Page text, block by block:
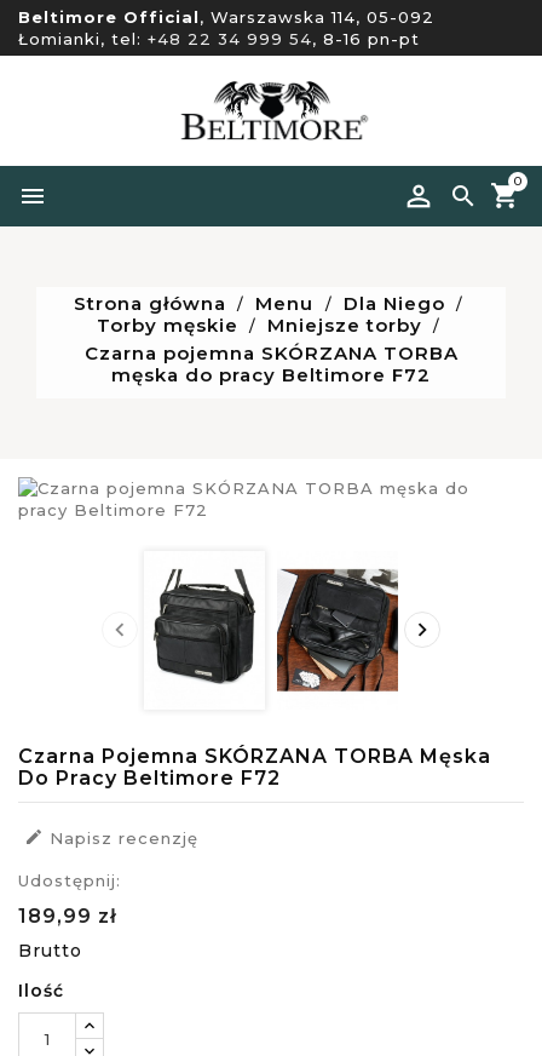
Beltimore Official, Warszawska 114, 05-092
Łomianki, tel: +48 22 34 999 54, 8-16 pn-pt


0
Strona główna Menu
Dla Niego
Torby męskie
Mniejsze torby
Czarna pojemna SKÓRZANA TORBA
męska do pracy Beltimore F72
 
Czarna Pojemna SKÓRZANA TORBA Męska
Do Pracy Beltimore F72
 Napisz recenzję
Udostępnij:
189,99 zł
Brutto
Ilość